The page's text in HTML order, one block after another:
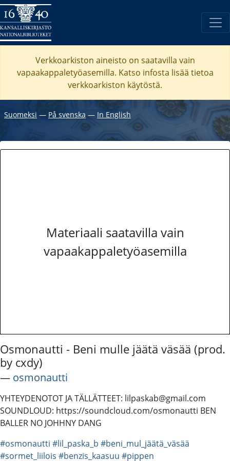
Verkkoarkiston aineisto on saatavilla vain
vapaakappaletyöasemilla. Katso infosta lisää tietoa
verkkoarkiston käytöstä.
Suomeksi ― På svenska ― In English
Materiaali saatavilla vain
vapaakappaletyöasemilla
Osmonautti - Beni mulle jäätä väsää (prod.
by cxdy)
― osmonautti
YHTEYDENOTOT JA TÄLLÄTTEET: lilpaskab@gmail.com
SOUNDLOUD: https://soundcloud.com/osmonautti BEN
BALLER NO JOHHNY DANG
#osmonautti #lil_paska_b #beni_mul_jäätä_väsää
#sormet_liilois #benzis_kaasuu #pippen